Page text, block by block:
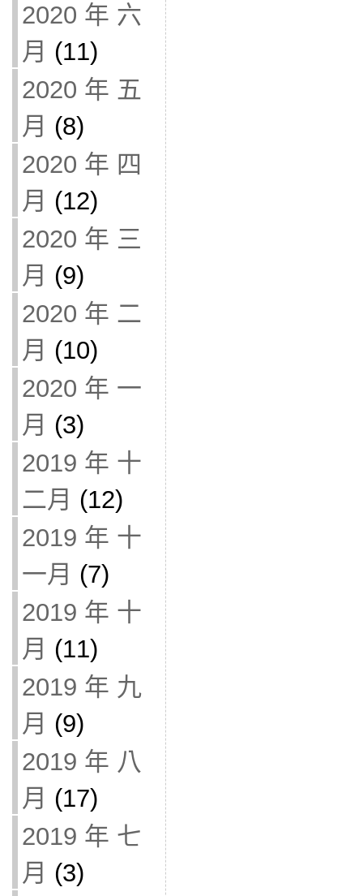
2020 年 六
月 (11)
2020 年 五
月 (8)
2020 年 四
月 (12)
2020 年 三
月 (9)
2020 年 二
月 (10)
2020 年 一
月 (3)
2019 年 十
二月 (12)
2019 年 十
一月 (7)
2019 年 十
月 (11)
2019 年 九
月 (9)
2019 年 八
月 (17)
2019 年 七
月 (3)